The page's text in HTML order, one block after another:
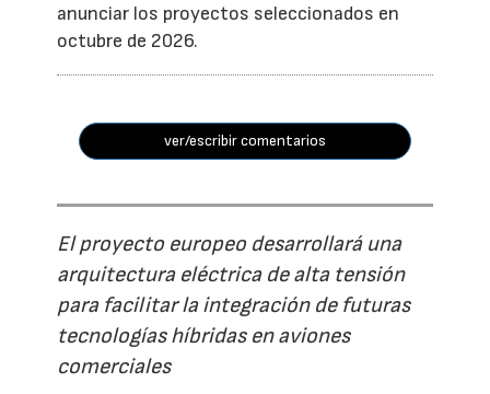
anunciar los proyectos seleccionados en
octubre de 2026.
ver/escribir comentarios
El proyecto europeo desarrollará una
arquitectura eléctrica de alta tensión
para facilitar la integración de futuras
tecnologías híbridas en aviones
comerciales